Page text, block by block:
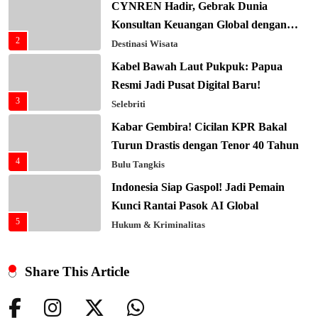
2
CYNREN Hadir, Gebrak Dunia
Konsultan Keuangan Global dengan
Sentuhan AI
Destinasi Wisata
3
Kabel Bawah Laut Pukpuk: Papua
Resmi Jadi Pusat Digital Baru!
Selebriti
4
Kabar Gembira! Cicilan KPR Bakal
Turun Drastis dengan Tenor 40 Tahun
Bulu Tangkis
5
Indonesia Siap Gaspol! Jadi Pemain
Kunci Rantai Pasok AI Global
Hukum & Kriminalitas
Negara G20 di Awal 2026
Keren! Baznas Bangun Sekolah Tenda
Share This Article